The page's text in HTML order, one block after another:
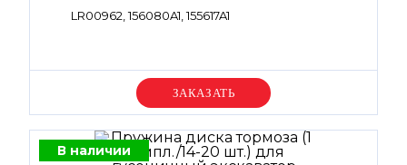
LR00962, 156080A1, 155617A1
Уточняйте цену
В наличии